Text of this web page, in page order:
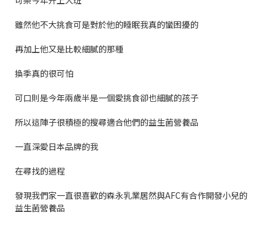
雖然他不大挑食可是對於他的睡眠我真的蠻困擾的
再加上他又是比較細膩的那種
換季真的很可怕
可口則是今年兩歲半是一個愛挑食卻也細膩的孩子
所以這陣子很積極的搜尋適合他們的益生菌營養品
一直深愛日本品牌的我
在尋找的過程
發現我們家一直很喜歡的森永乳業居然與AFC有合作開發小兒的
益生菌營養品